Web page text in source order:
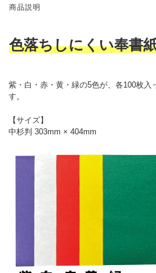
商品説明
色落ちしにくい奉書
紫・白・赤・黄・緑の5色が、各100枚入
す。
【サイズ】
中杉判 303mm × 404mm